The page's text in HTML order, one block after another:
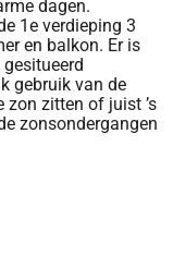
dagen.
1e verdieping 3
en balkon. Er is
gebruik van de
zon zitten of juist ’s
zonsondergangen